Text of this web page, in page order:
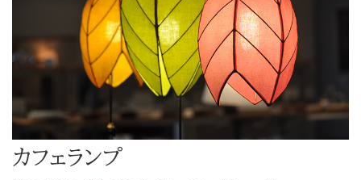
カフェランプ